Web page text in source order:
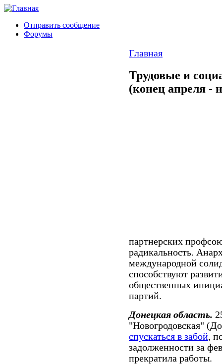
Отправить сообщение
Форумы
Главная
Трудовые и
(конец апреля -
партнерских
радикальность.
международной
способствуют
общественных
партий.
Донецкая область.
"Новогродовская"
спускаться в забой,
задолженности за
прекратила работы.